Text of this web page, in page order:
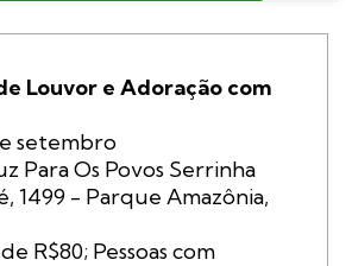
Louvor e Adoração com
Para Os Povos Serrinha
1499 - Parque Amazônia,
R$80; Pessoas com